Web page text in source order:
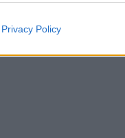
Privacy Policy